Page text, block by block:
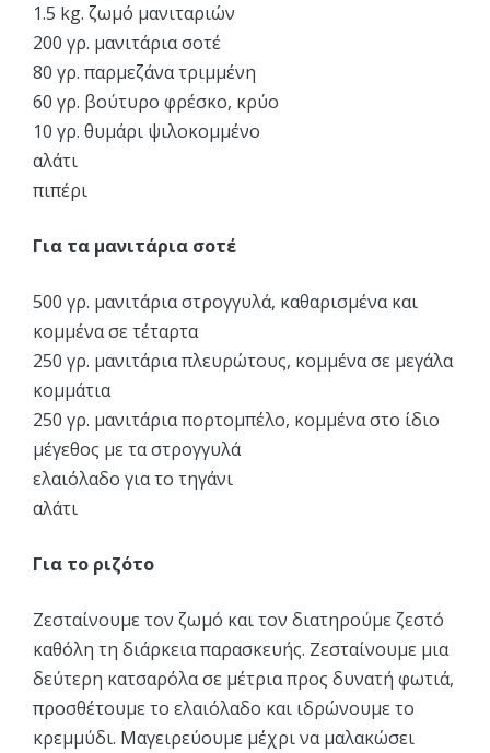
1.5 kg. ζωμό μανιταριών
200 γρ. μανιτάρια σοτέ
80 γρ. παρμεζάνα τριμμένη
60 γρ. βούτυρο φρέσκο, κρύο
10 γρ. θυμάρι ψιλοκομμένο
αλάτι
πιπέρι
Για τα μανιτάρια σοτέ
500 γρ. μανιτάρια στρογγυλά, καθαρισμένα και
κομμένα σε τέταρτα
250 γρ. μανιτάρια πλευρώτους, κομμένα σε μεγάλα
κομμάτια
250 γρ. μανιτάρια πορτομπέλο, κομμένα στο ίδιο
μέγεθος με τα στρογγυλά
ελαιόλαδο για το τηγάνι
αλάτι
Για το ριζότο
Ζεσταίνουμε τον ζωμό και τον διατηρούμε ζεστό
καθόλη τη διάρκεια παρασκευής. Ζεσταίνουμε μια
δεύτερη κατσαρόλα σε μέτρια προς δυνατή φωτιά,
προσθέτουμε το ελαιόλαδο και ιδρώνουμε το
κρεμμύδι. Μαγειρεύουμε μέχρι να μαλακώσει